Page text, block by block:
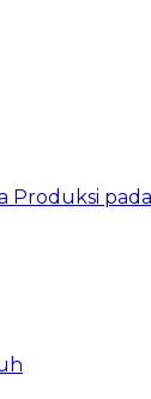
Produksi